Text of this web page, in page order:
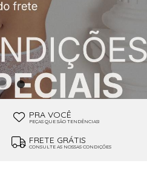
PRA VOCÊ
PEÇAS QUE SÃO TENDÊNCIAS!
FRETE GRÁTIS
CONSULTE AS NOSSAS CONDIÇÕES